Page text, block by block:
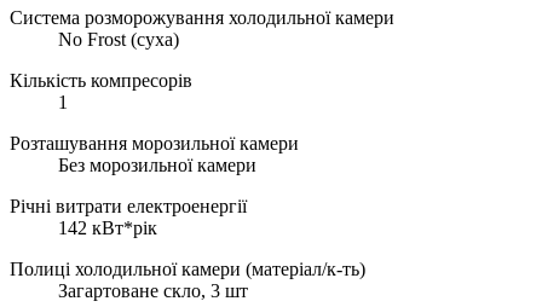
Система розморожування холодильної камери
No Frost (суха)
Кількість компресорів
1
Розташування морозильної камери
Без морозильної камери
Річні витрати електроенергії
142 кВт*рік
Полиці холодильної камери (матеріал/к-ть)
Загартоване скло, 3 шт